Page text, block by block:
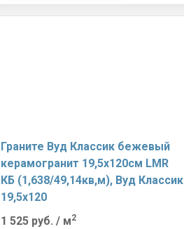
Граните Вуд Классик бежевый
керамогранит 19,5х120см LMR
КБ (1,638/49,14кв,м), Вуд Классик
19,5х120
1 525 руб. / м2